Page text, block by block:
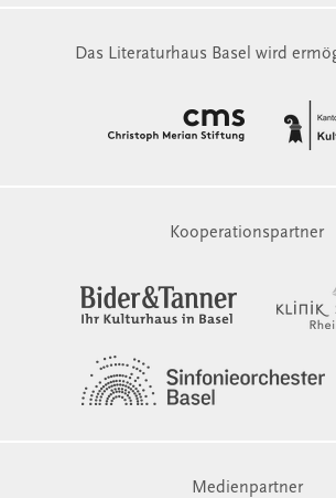
Das Literaturhaus Basel wird
Kooperationspartner
Medienpartner